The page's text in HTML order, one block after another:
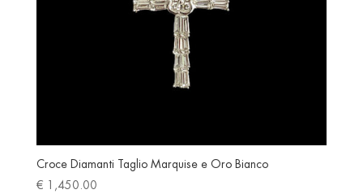
Croce Diamanti Taglio Marquise e Oro Bianco
€ 1,450.00